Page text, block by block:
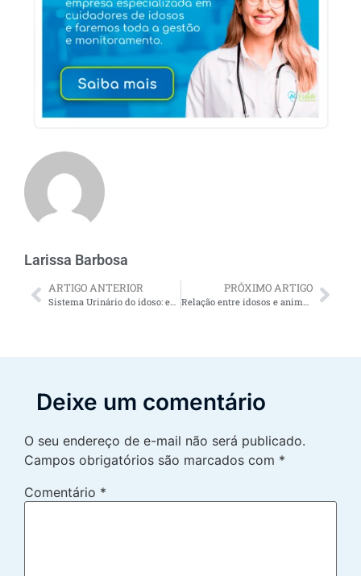
Larissa Barbosa
ARTIGO ANTERIOR
Sistema Urinário do idoso: entenda com funciona
PRÓXIMO ARTIGO
Relação entre idosos e animais
Deixe um comentário
O seu endereço de e-mail não será publicado.
Campos obrigatórios são marcados com *
Comentário *